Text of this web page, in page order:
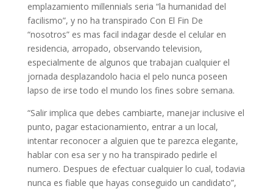
emplazamiento millennials seri­a “la humanidad del
facilismo”, y no ha transpirado Con El Fin De
“nosotros” es mas facil indagar desde el celular en
residencia, arropado, observando television,
especialmente de algunos que trabajan cualquier el
jornada desplazandolo hacia el pelo nunca poseen
lapso de irse todo el mundo los fines sobre semana.
“Salir implica que debes cambiarte, manejar inclusive el
punto, pagar estacionamiento, entrar a un local,
intentar reconocer a alguien que te parezca elegante,
hablar con esa ser y no ha transpirado pedirle el
numero. Despues de efectuar cualquier lo cual, todavia
nunca es fiable que hayas conseguido un candidato”,